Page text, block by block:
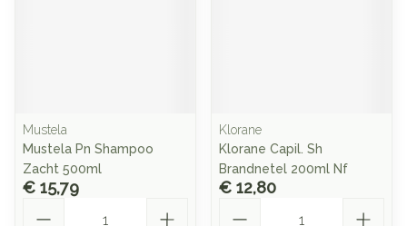
Mustela
Mustela Pn Shampoo
Zacht 500ml
€ 15,79
Klorane
Klorane Capil. Sh
Brandnetel 200ml Nf
€ 12,80